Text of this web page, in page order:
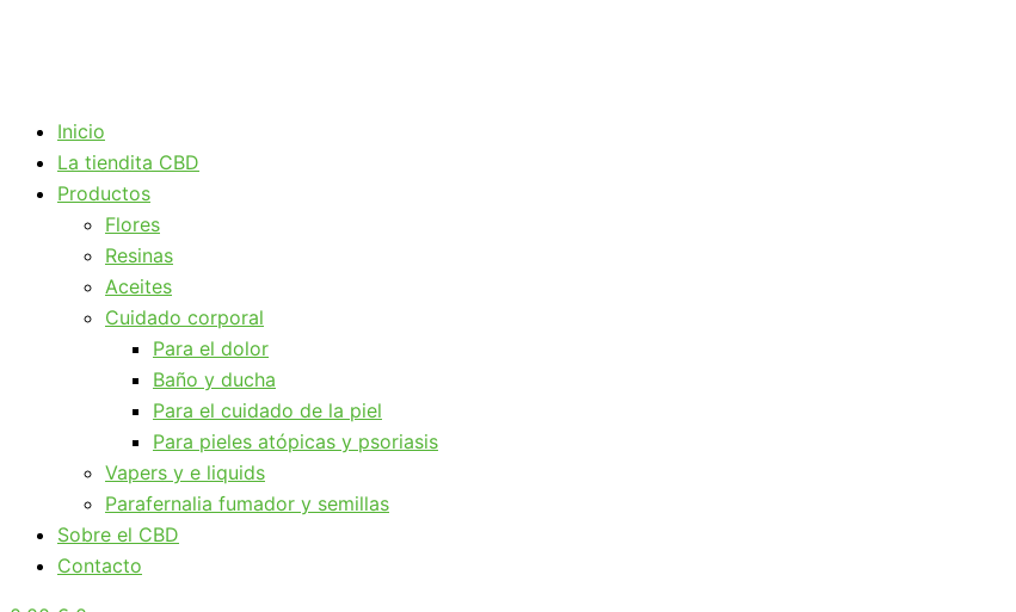
Inicio
La tiendita CBD
Productos
Flores
Resinas
Aceites
Cuidado corporal
Para el dolor
Baño y ducha
Para el cuidado de la piel
Para pieles atópicas y psoriasis
Vapers y e liquids
Parafernalia fumador y semillas
Sobre el CBD
Contacto